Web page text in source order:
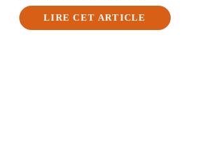
LIRE CET ARTICLE